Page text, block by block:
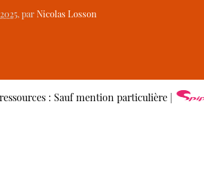
, parNicolas Losson
: Sauf mention particulière |